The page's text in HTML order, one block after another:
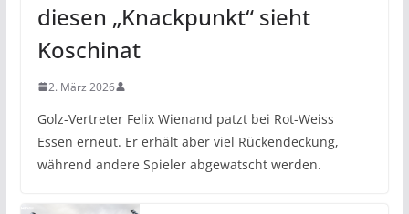
diesen „Knackpunkt“ sieht
Koschinat
2. März 2026
Golz-Vertreter Felix Wienand patzt bei Rot-Weiss
Essen erneut. Er erhält aber viel Rückendeckung,
während andere Spieler abgewatscht werden.